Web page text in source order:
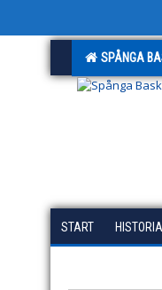
SPÅNGA
START HISTORIA